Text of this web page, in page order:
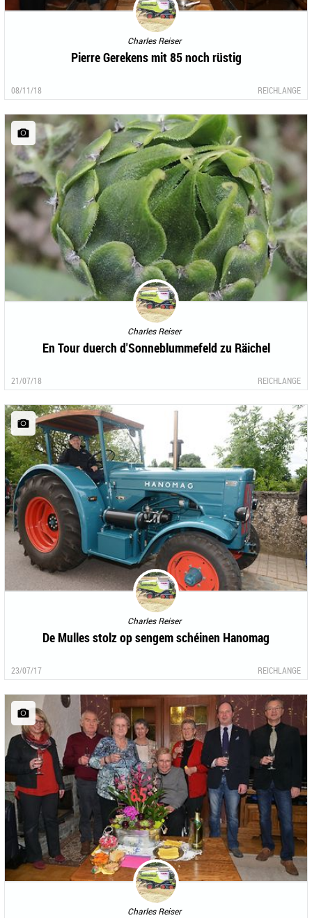
Charles Reiser
Pierre Gerekens mit 85 noch rüstig
08/11/18 REICHLANGE
Charles Reiser
En Tour duerch d'Sonneblummefeld zu Räichel
21/07/18 REICHLANGE
Charles Reiser
De Mulles stolz op sengem schéinen Hanomag
23/07/17 REICHLANGE
Charles Reiser